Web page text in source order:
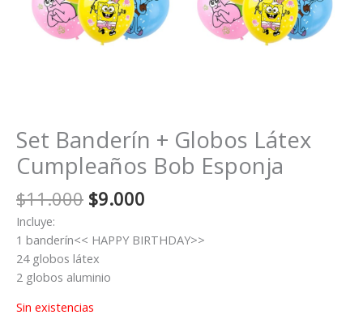
Set Banderín + Globos Látex
Cumpleaños Bob Esponja
$11.000 El
original
era:
$11.000.
$9.000
actual
Incluye:
1 banderín<< HAPPY BIRTHDAY>>
24 globos látex
2 globos aluminio
Sin existencias